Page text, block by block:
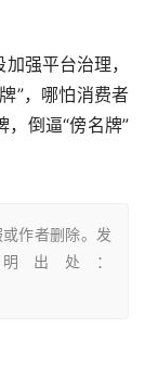
强平台治理，
”，哪怕消费者
倒逼“傍名牌”
作者删除。发
出处：